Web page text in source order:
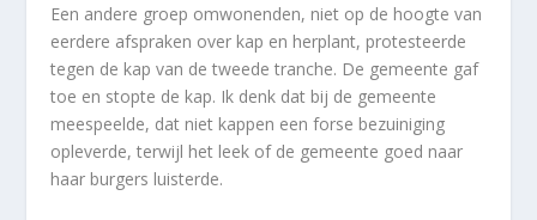
Een andere groep omwonenden, niet op de hoogte van
eerdere afspraken over kap en herplant, protesteerde
tegen de kap van de tweede tranche. De gemeente gaf
toe en stopte de kap. Ik denk dat bij de gemeente
meespeelde, dat niet kappen een forse bezuiniging
opleverde, terwijl het leek of de gemeente goed naar
haar burgers luisterde.